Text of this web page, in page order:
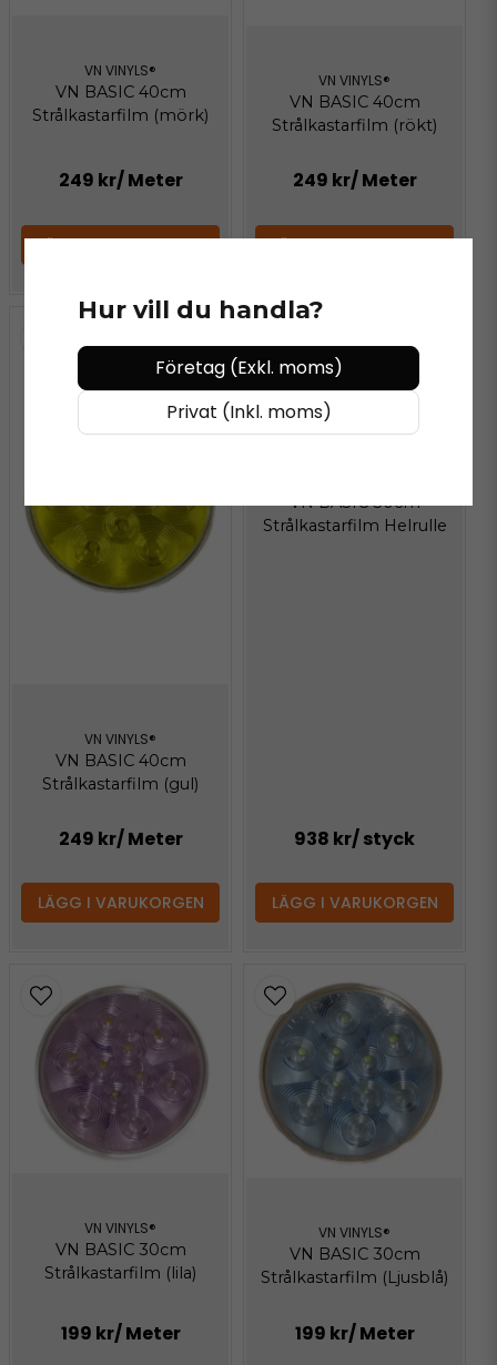
VN VINYLS®
VN BASIC 40cm
Strålkastarfilm (mörk)
249 kr/ Meter
LÄGG I VARUKORGEN
VN VINYLS®
VN BASIC 40cm
Strålkastarfilm (rökt)
249 kr/ Meter
LÄGG I VARUKORGEN
VN VINYLS®
VN BASIC 40cm
Strålkastarfilm (gul)
249 kr/ Meter
LÄGG I VARUKORGEN
VN BASIC 30cm
Strålkastarfilm Helrulle
938 kr/ styck
LÄGG I VARUKORGEN
VN VINYLS®
VN BASIC 30cm
Strålkastarfilm (lila)
199 kr/ Meter
VN VINYLS®
VN BASIC 30cm
Strålkastarfilm (Ljusblå)
199 kr/ Meter
Hur vill du handla?
Företag (Exkl. moms)
Privat (Inkl. moms)